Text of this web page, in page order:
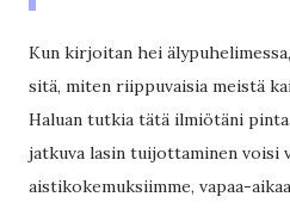
Kun kirjoitan hei
sitä, miten riippuvaisia meistä
Haluan tutkia tätä ilmiötäni
jatkuva lasin tuijottaminen voisi
aistikokemuksiimme, vapaa-